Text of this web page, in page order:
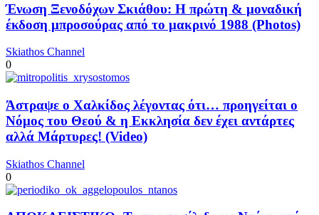
Ένωση Ξενοδόχων Σκιάθου: Η πρώτη & μοναδική
έκδοση μπροσούρας από το μακρινό 1988 (Photos)
Skiathos Channel
0
Άστραψε ο Χαλκίδος λέγοντας ότι… προηγείται ο
Νόμος του Θεού & η Εκκλησία δεν έχει αντάρτες
αλλά Μάρτυρες! (Video)
Skiathos Channel
0